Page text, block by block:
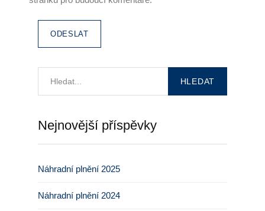
Nejnovější příspěvky
Náhradní plnění 2025
Náhradní plnění 2024